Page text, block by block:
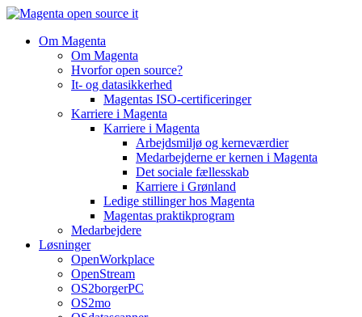
Videre
indholdOm Magenta
Om Magenta
Hvorfor open source?
It- og datasikkerhed
Magentas ISO-certificeringer
Karriere i Magenta
Karriere i Magenta
Arbejdsmiljø og kerneværdier
Medarbejderne er kernen i Magenta
Det sociale fællesskab
Karriere i Grønland
Ledige stillinger hos Magenta​
Magentas praktikprogram
Medarbejdere
Løsninger
OpenWorkplace
OpenStream
OS2borgerPC
OS2mo